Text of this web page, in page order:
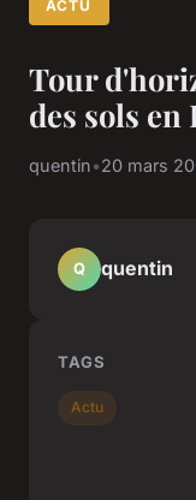
ACTU
Tour
des sols en
quentin•20 mars
Q quentin
TAGS
Actu